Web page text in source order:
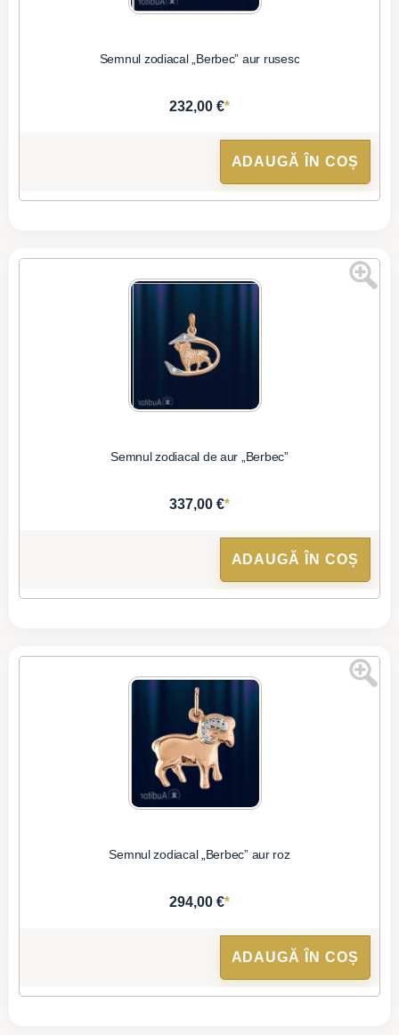
Semnul zodiacal „Berbec” aur rusesc
232,00 €*
ADAUGĂ ÎN COȘ
Semnul zodiacal de aur „Berbec”
337,00 €*
ADAUGĂ ÎN COȘ
Semnul zodiacal „Berbec” aur roz
294,00 €*
ADAUGĂ ÎN COȘ